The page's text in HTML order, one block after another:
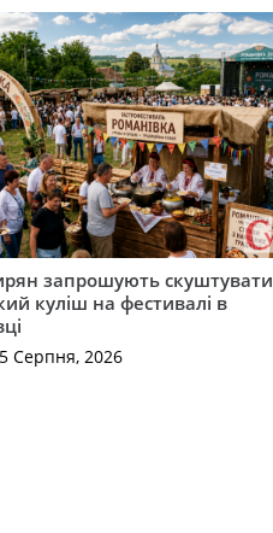
запрошують скуштувати
куліш на фестивалі в
Серпня, 2026